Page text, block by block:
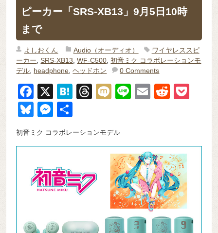
ピーカー「SRS-XB13」9月5日10時
まで
よしおくん Audio（オーディオ）
ワイヤレススピ
ーカー ,SRS-XB13 ,WF-C500 ,初音ミク コラボレーションモ
デル headphone ,ヘッドホン 0 Comments
F
a
c
e
o
o
X
H
n
T
a
s
M
Li
E
R
t
Bl
e
y
M
ss
n
g
初音ミク コラボレーションモデル